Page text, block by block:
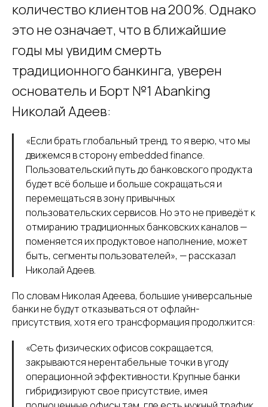
количество клиентов на 200%. Однако
это не означает, что в ближайшие
годы мы увидим смерть
традиционного банкинга, уверен
основатель и Борт №1 Abanking
Николай Адеев:
«Если брать глобальный тренд, то я верю, что мы
движемся в сторону embedded finance.
Пользовательский путь до банковского продукта
будет всё больше и больше сокращаться и
перемещаться в зону привычных
пользовательских сервисов. Но это не приведёт к
отмиранию традиционных банковских каналов —
поменяется их продуктовое наполнение, может
быть, сегменты пользователей», — рассказал
Николай Адеев.
По словам Николая Адеева, большие универсальные
банки не будут отказываться от офлайн-
присутствия, хотя его трансформация продолжится:
«Сеть физических офисов сокращается,
закрываются нерентабельные точки в угоду
операционной эффективности. Крупные банки
гибридизируют свое присутствие, имея